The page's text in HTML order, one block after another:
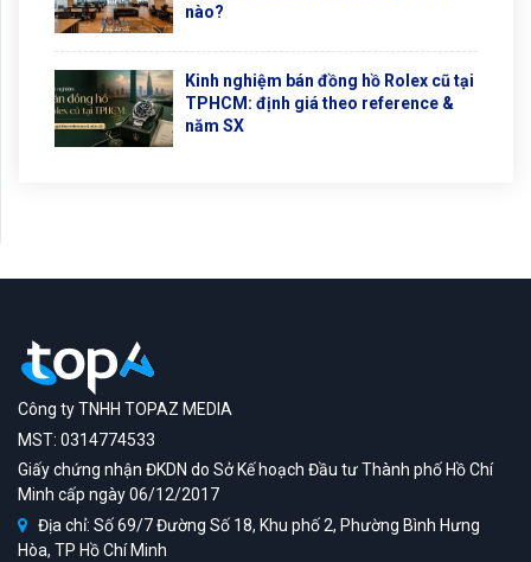
nào?
Kinh nghiệm bán đồng hồ Rolex cũ tại
TPHCM: định giá theo reference &
năm SX
Công ty TNHH TOPAZ MEDIA
MST: 0314774533
Giấy chứng nhận ĐKDN do Sở Kế hoạch Đầu tư Thành phố Hồ Chí
Minh cấp ngày 06/12/2017
Địa chỉ: Số 69/7 Đường Số 18, Khu phố 2, Phường Bình Hưng
Hòa, TP Hồ Chí Minh